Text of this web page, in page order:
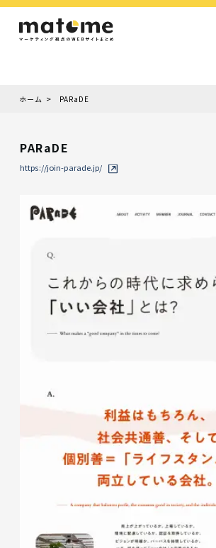
採用サイト
コーポレートサイト
オウンドメディア
ランディングページ
サービスサイト
Design
シンプルデザイン
クール・モダン
ナチュラル・温もり系
和風・ジャパニーズ
雑誌風・エディトリアル
イラスト
ミニマルデザイン
タイポグラフィ重視
グラデーション
高級感・ラグジュアリー
グリッドデザイン
フラットデザイン
モーション・アニメーション
テクスチャ・素材感
シングルページ
Color
カラフル・多色
シルバー・銀色
ゴールド・金色
パープル・紫色
ブラウン・茶色
グリーン・緑色
ブルー・青色
イエロー・黄色
オレンジ・橙色
レッド・赤色
ピンク・桃色
グレー・灰色
ブラック・黒色
ホワイト・白色
ライトブルー・水色
ネイビー・紺色
Service
業種・職種から探す
ファッション・トレンド
デザイン・ブランディング
働き方・組織文化・価値観
生活・趣味
NPO・自治体・行政
銀行・金融・フィンテック
健康・フィットネス
車・バイク・乗り物
建築・不動産・空間デザイン
転職・求人
文化・伝統・アート
クリエイティブ・マーケティング
ペット・動物
美容・エステ
教育・子育て・スクール
レストラン・飲食・ウェディング
旅行・観光・ホテル・旅館
医療・介護・ヘルスケア
音楽・映像・エンタメ
IT・ツール・アプリ
農業・畜産・食品
製造・素材・化学
コンサルティング・投資
土木・建設・インフラ整備
デジタルマーケティング・広告
化粧品・美容製品
人材紹介・派遣
法律・会計・士業
製薬・バイオテクノロジー
ホーム PARaDE
PARaDE
https://join-parade.jp/